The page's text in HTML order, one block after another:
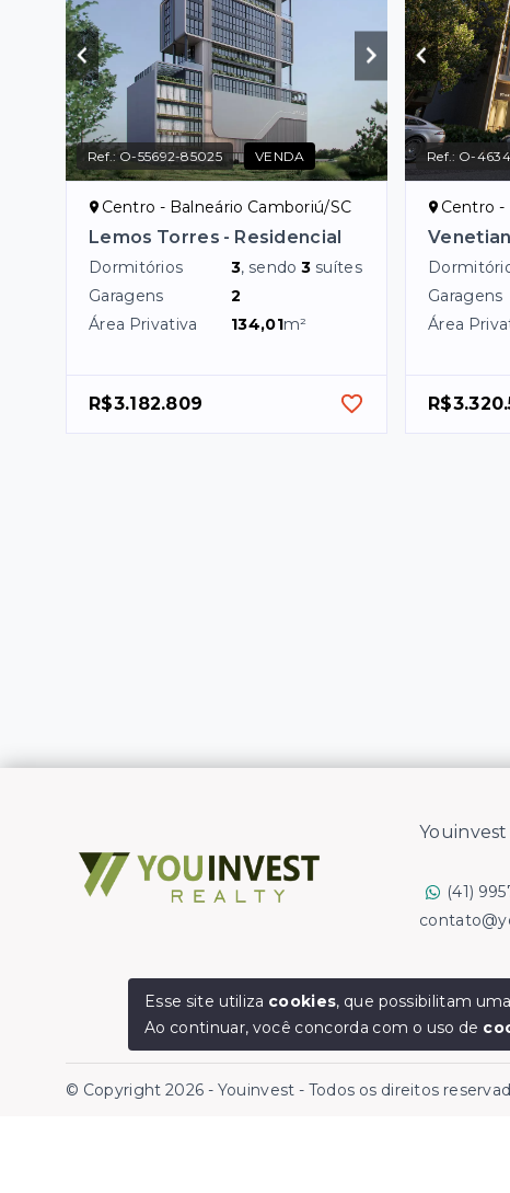
Ref.:O-55692-85025 VENDA
Centro - Balneário Camboriú/SC
Lemos Torres - Residencial
Dormitórios 3, sendo3 suítes
Garagens
2
Área Privativa
134,01m²
R$3.182.809
Ref.: O-
Centro -
Garagens
Área
Youinvest
(41)
© Copyright 2026 - Youinvest - Todos os direitos
Esse site utiliza cookies, que possibilitam
Ao continuar, você concorda com o uso de